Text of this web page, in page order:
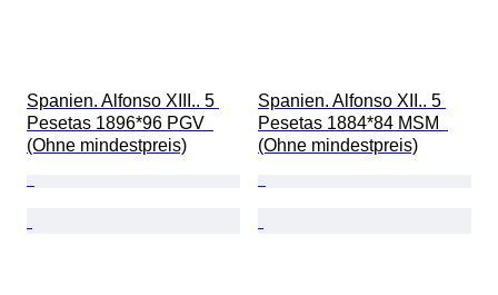
Spanien. Alfonso XIII.. 5
Pesetas 1896*96 PGV
(Ohne mindestpreis)
Spanien. Alfonso XII.. 5
Pesetas 1884*84 MSM
(Ohne mindestpreis)